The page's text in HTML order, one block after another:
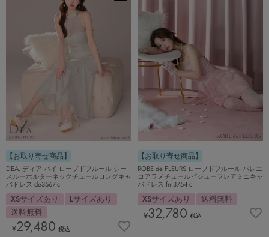
【お取り寄せ商品】
DEA. ディア バイ ローブドフルール シー
スルーホルターネックチュールロングキャ
バドレス de3567-c
XSサイズあり
Lサイズあり
送料無料
¥29,480 税込
【お取り寄せ商品】
ROBE de FLEURS ローブドフルール バレエ
コアラメチュールビジューフレアミニキャ
バドレス fm3754-c
XSサイズあり 送料無料
¥32,780 税込